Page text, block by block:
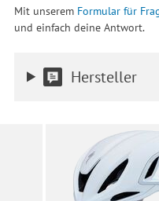
Mit unserem Formular für
und einfach deine Antwort.
Hersteller